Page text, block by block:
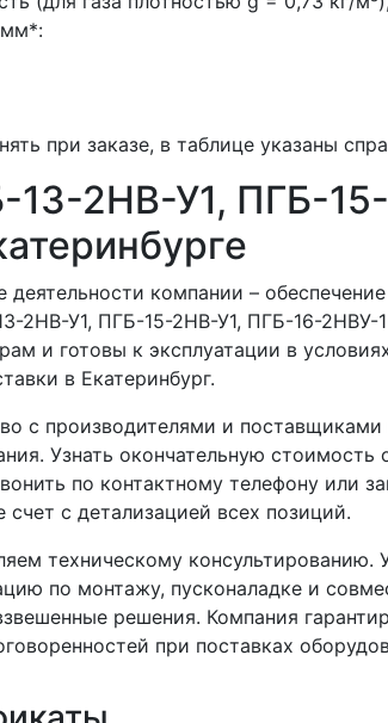
мм*:
при заказе, в таблице указаны
13-2НВ-У1, ПГБ-
деятельности компании –
2НВ-У1, ПГБ-15-2НВ-У1, ПГБ-16-2НВУ-
и готовы к эксплуатации в
в Екатеринбург.
с производителями и поставщиками
Узнать окончательную
по контактному телефону или
счет с детализацией всех позиций.
техническому
по монтажу, пусконаладке и
решения. Компания
при поставках